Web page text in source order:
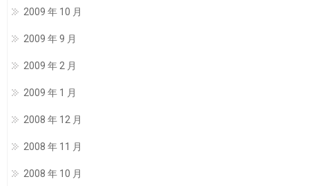
2009 年 10 月
2009 年 9 月
2009 年 2 月
2009 年 1 月
2008 年 12 月
2008 年 11 月
2008 年 10 月